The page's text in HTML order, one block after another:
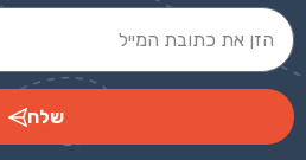
שלח